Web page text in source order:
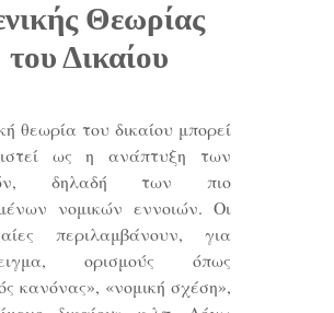
Θεωρίας
του Δικαίου
θεωρία του δικαίου μπορεί
ως η ανάπτυξη των
δηλαδή των πιο
νομικών εννοιών. Οι
περιλαμβάνουν, για
ορισμούς όπως
κανόνας», «νομική σχέση»,